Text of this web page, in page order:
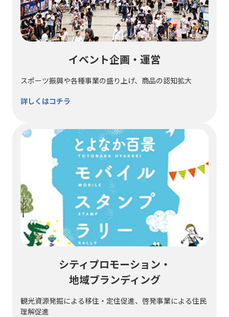
イベント企画・運営
スポーツ振興や各種事業の盛り上げ、商品の認知拡大
詳しくはコチラ
シティプロモーション・
地域ブランディング
観光資源発掘による移住・定住促進、啓発事業による住民
理解促進